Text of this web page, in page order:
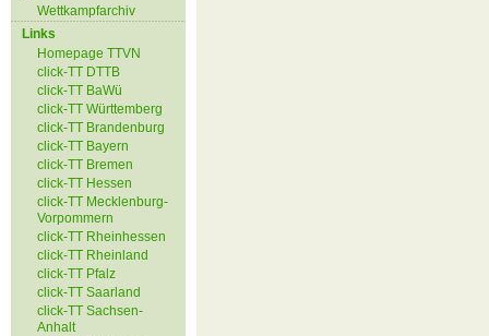
Wettkampfarchiv
Links
Homepage TTVN
click-TT DTTB
click-TT BaWü
click-TT Württemberg
click-TT Brandenburg
click-TT Bayern
click-TT Bremen
click-TT Hessen
click-TT Mecklenburg-
Vorpommern
click-TT Rheinhessen
click-TT Rheinland
click-TT Pfalz
click-TT Saarland
click-TT Sachsen-
Anhalt